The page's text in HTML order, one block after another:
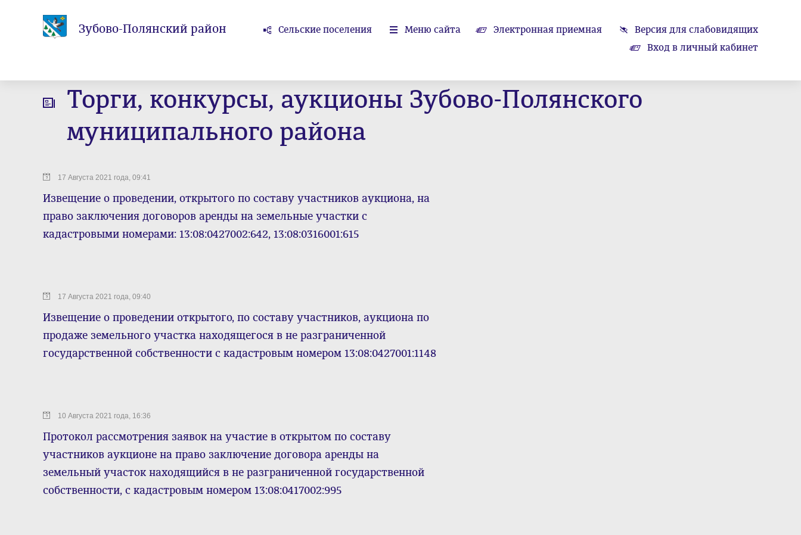
Зубово-Полянский район Сельские поселения Меню сайта Электронная приемная
Версия для слабовидящих
Вход в личный кабинет
Торги, конкурсы, аукционы Зубово-Полянского
муниципального района
17 Августа 2021 года, 09:41
Извещение о проведении, открытого по составу участников аукциона, на
право заключения договоров аренды на земельные участки с
кадастровыми номерами: 13:08:0427002:642, 13:08:0316001:615
17 Августа 2021 года, 09:40
Извещение о проведении открытого, по составу участников, аукциона по
продаже земельного участка находящегося в не разграниченной
государственной собственности с кадастровым номером 13:08:0427001:1148
10 Августа 2021 года, 16:36
Протокол рассмотрения заявок на участие в открытом по составу
участников аукционе на право заключение договора аренды на
земельный участок находящийся в не разграниченной государственной
собственности, с кадастровым номером 13:08:0417002:995